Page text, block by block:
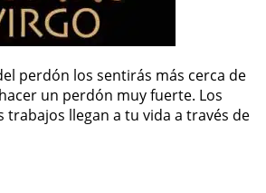
perdón los sentirás más cerca de
un perdón muy fuerte. Los
trabajos llegan a tu vida a través de